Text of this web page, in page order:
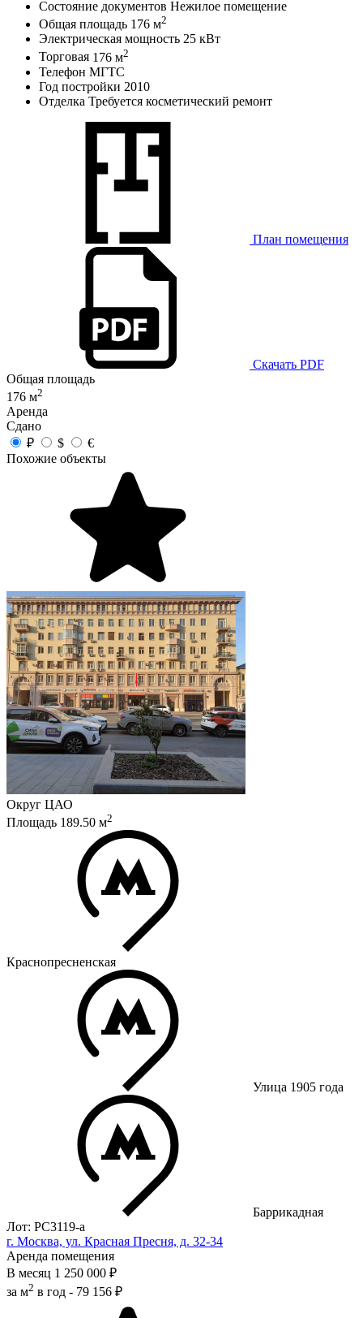
Состояние документов Нежилое помещение
Общая площадь 176 м2
Электрическая мощность 25 кВт
Торговая 176 м2
Телефон МГТС
Год постройки 2010
Отделка Требуется косметический ремонт
План помещения
Скачать PDF
Общая площадь
176 м2
Аренда
Сдано
₽
$
€
Похожие объекты
Округ ЦАО
Площадь 189.50 м2
Краснопресненская
Улица 1905 года
Баррикадная
Лот: РС3119-a
г. Москва, ул. Красная Пресня, д. 32-34
Аренда помещения
В месяц 1 250 000 ₽
за м2 в год - 79 156 ₽